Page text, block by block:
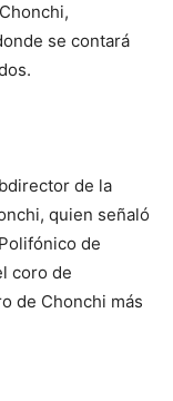
se contará
de la
quien señaló
de
coro de
de Chonchi más